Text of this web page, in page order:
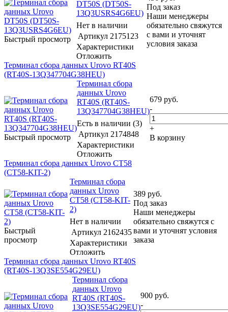
Быстрый просмотр
DT50S (DT50S-
13Q3USRS4G6EU)
Нет в наличии
Артикул 2175123
Характеристики
Отложить
Под заказ
Наши менеджеры
обязательно свяжутся
с вами и уточнят
условия заказа
Терминал сбора данных Urovo RT40S
(RT40S-13Q347704G38HEU)
Быстрый просмотр
Терминал сбора
данных Urovo
RT40S (RT40S-
13Q347704G38HEU)
Есть в наличии (3)
Артикул 2174848
Характеристики
Отложить
679 руб.
-
+
В корзину
Терминал сбора данных Urovo CT58
(CT58-KIT-2)
Быстрый
просмотр
Терминал сбора
данных Urovo
CT58 (CT58-KIT-
2)
Нет в наличии
Артикул 2162435
Характеристики
Отложить
389 руб.
Под заказ
Наши менеджеры
обязательно свяжутся с
вами и уточнят условия
заказа
Терминал сбора данных Urovo RT40S
(RT40S-13Q3SE554G29EU)
Терминал сбора
данных Urovo
RT40S (RT40S-
13Q3SE554G29EU)
900 руб.
-